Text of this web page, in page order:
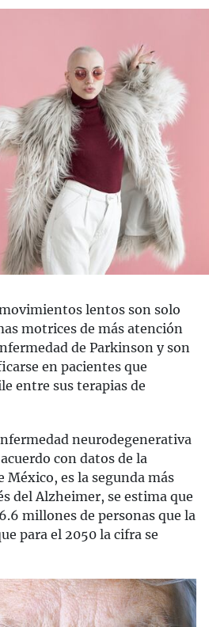
lentos son solo
motrices de más atención
de Parkinson y son
en pacientes que
entre sus terapias de
neurodegenerativa
con datos de la
México, es la segunda más
del Alzheimer, se estima que
millones de personas que la
para el 2050 la cifra se